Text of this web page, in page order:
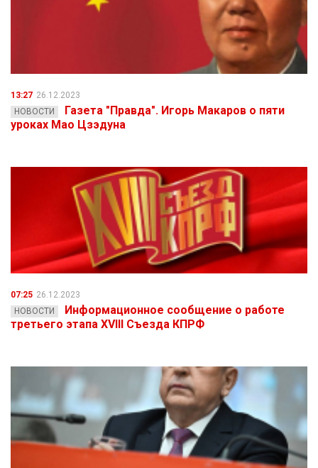
13:27 26.12.2023
НОВОСТИ
Газета "Правда". Игорь Макаров о пяти
уроках Мао Цзэдуна
07:25 26.12.2023
НОВОСТИ
Информационное сообщение о работе
третьего этапа XVIII Съезда КПРФ